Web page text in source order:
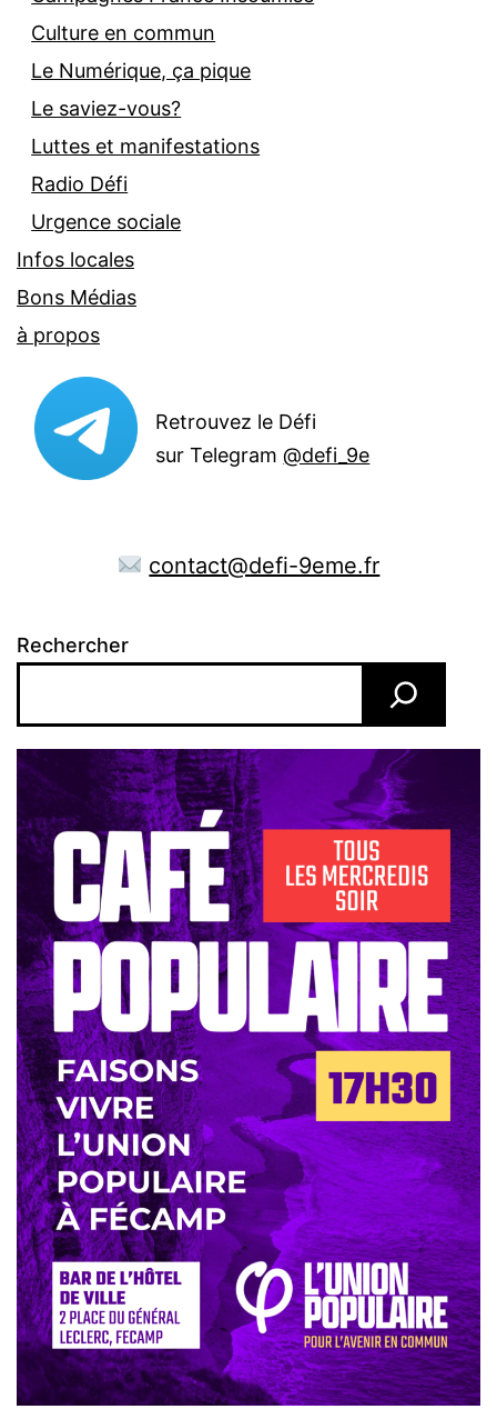
Culture en commun
Le Numérique, ça pique
Le saviez-vous?
Luttes et manifestations
Radio Défi
Urgence sociale
Infos locales
Bons Médias
à propos
Retrouvez le Défi
sur Telegram@defi_9e
contact@defi-9eme.fr
Rechercher